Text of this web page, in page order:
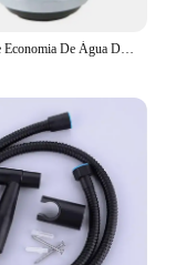
Torneira De Economia De Água De Cozinha Para Torneira De Pia, Filtro De Bico De Poupança De Água, Ajuste De 360 Graus, Tubo De Extensão